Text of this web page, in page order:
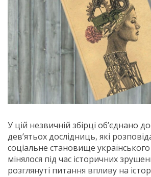
У цій незвичній збірці об’єднано
дев’ятьох дослідниць, які
соціальне становище
мінялося під час історичних
розглянуті питання впливу на